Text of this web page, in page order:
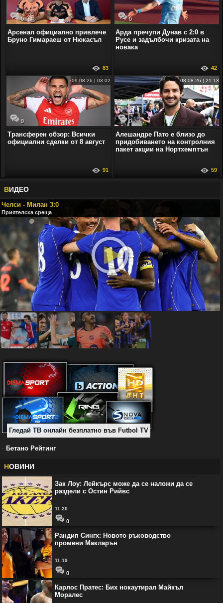
0
Арсенал официално привлече
Бруно Гимараеш от Нюкасъл
83
0
Арда пречупи Дунав с 2:0 в
Русе и задълбочи кризата на
новака
42
0
09.08.26 | 03:02
Трансферен обзор: Всички
официални сделки от 8 август
91
0
08.08.26 | 21:13
Алешандре Пато е близо до
придобиването на контролния
пакет акции на Нортхемптън
59
ВИДЕО
Челси - Милан 3:0
Приятелска среща
Гледай ТВ онлайн безплатно във Futbol TV
- Бетано Рейтинг
НОВИНИ
Зак Лоу: Лейкърс може да се наложи да се
раздели с Остин Рийвс
11:20
0
Рандип Сингх: Новото ръководство
промени Макларън
11:19
0
Карлос Пратес: Бих нокаутирал Майкъл
Моралес